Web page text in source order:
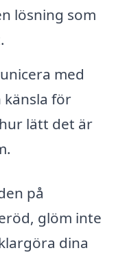
lösning som
med
för
lätt det är
på
glöm inte
dina